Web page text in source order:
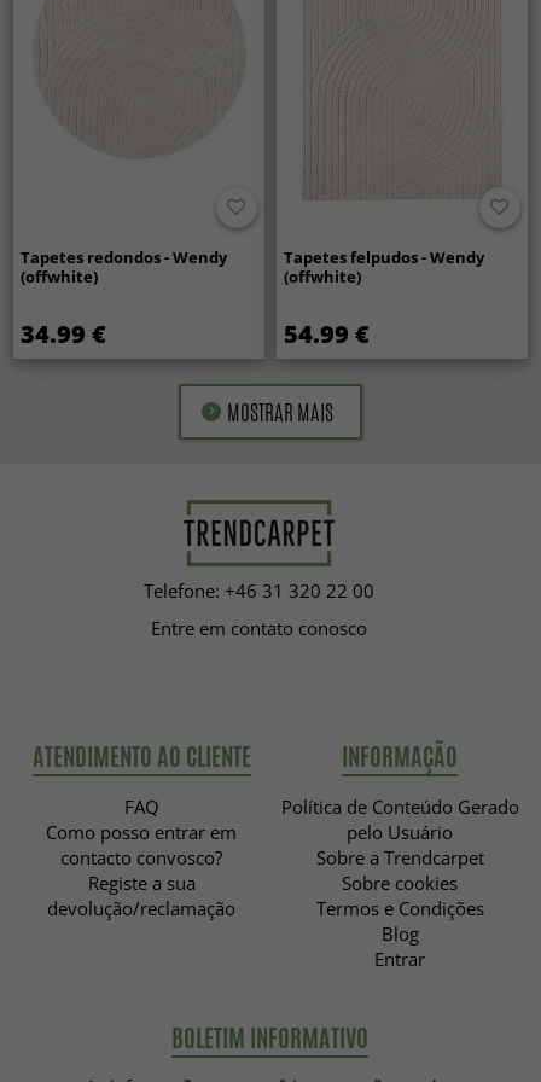
Tapetes redondos - Wendy
(offwhite)
34.99 €
Tapetes felpudos - Wendy
(offwhite)
54.99 €
MOSTRAR MAIS
Telefone: +46 31 320 22 00
Entre em contato conosco
ATENDIMENTO AO CLIENTE
FAQ
Como posso entrar em
contacto convosco?
Registe a sua
devolução/reclamação
INFORMAÇÃO
Política de Conteúdo Gerado
pelo Usuário
Sobre a Trendcarpet
Sobre cookies
Termos e Condições
Blog
Entrar
BOLETIM INFORMATIVO